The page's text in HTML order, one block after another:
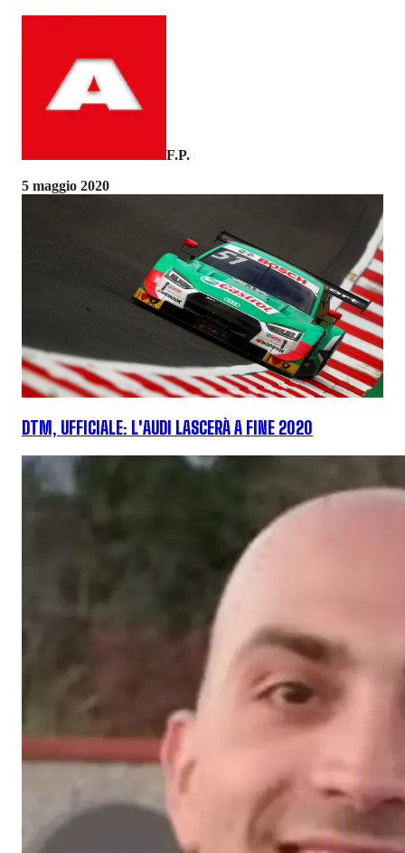
F.P.
5 maggio 2020
DTM, UFFICIALE: L'AUDI LASCERÀ A FINE 2020